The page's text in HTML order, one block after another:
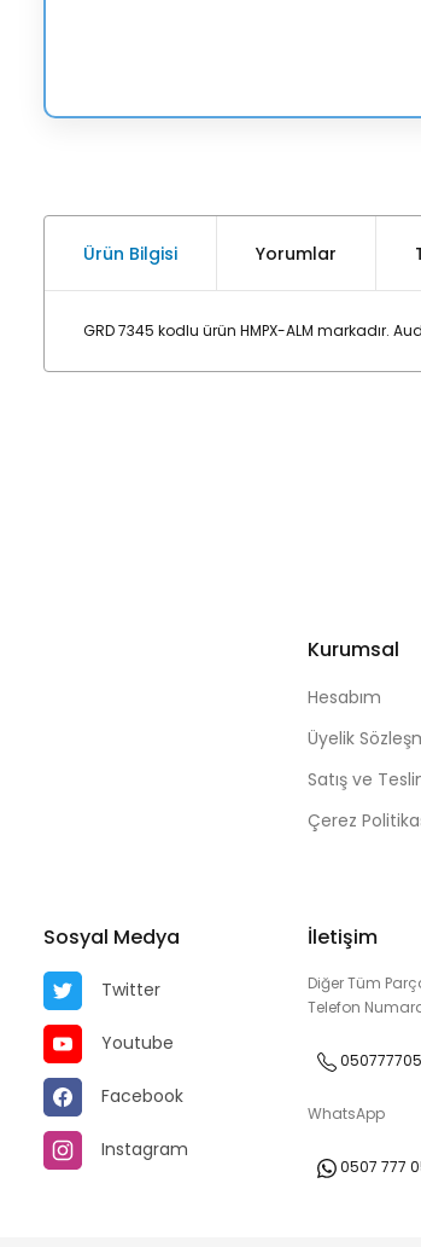
Ürün Bilgisi Yorumlar
GRD 7345 kodlu ürün HMPX-ALM markadır.
Kurumsal
Hesabım
Üyelik
Satış ve
Çerez
Sosyal Medya
Twitter
Youtube
Facebook
Instagram
İletişim
Diğer Tüm
Telefon
WhatsApp
0507 777